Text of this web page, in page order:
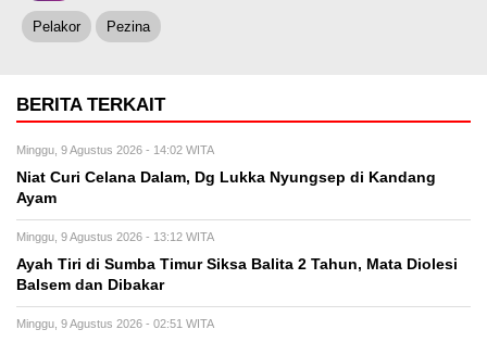
Pelakor Pezina
BERITA TERKAIT
Minggu, 9 Agustus 2026 - 14:02 WITA
Niat Curi Celana Dalam, Dg Lukka Nyungsep di Kandang
Ayam
Minggu, 9 Agustus 2026 - 13:12 WITA
Ayah Tiri di Sumba Timur Siksa Balita 2 Tahun, Mata Diolesi
Balsem dan Dibakar
Minggu, 9 Agustus 2026 - 02:51 WITA